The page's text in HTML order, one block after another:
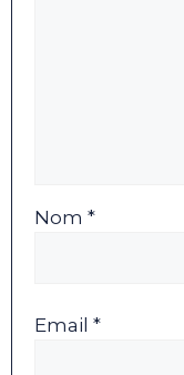
Nom *
Email *